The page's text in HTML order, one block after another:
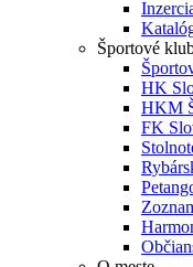
Športové
HK
HKM
FK